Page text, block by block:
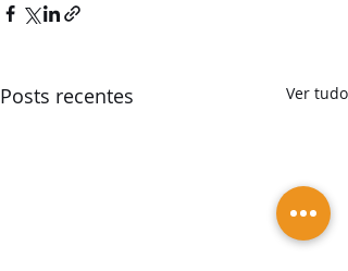
Posts recentes Ver tudo